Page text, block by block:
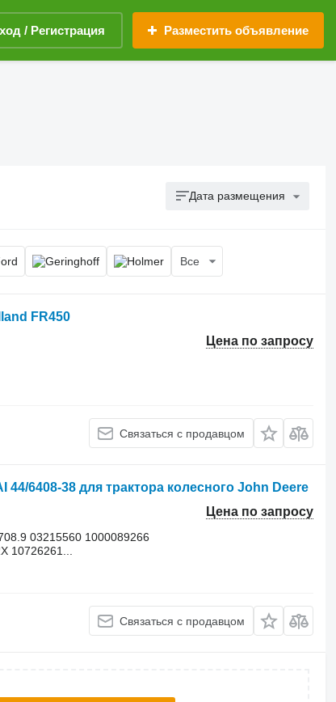
/ Регистрация Разместить объявление
Дата размещения
Все
FR450
Цена по запросу
Связаться с продавцом
44/6408-38 для трактора колесного John Deere
Цена по запросу
03215560 1000089266
10726261...
Связаться с продавцом